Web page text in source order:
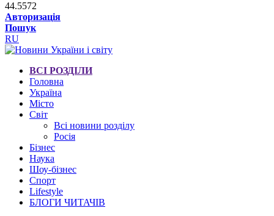
44.5572
Авторизація
Пошук
RU
ВСІ РОЗДІЛИ
Головна
Україна
Місто
Світ
Всі новини розділу
Росія
Бізнес
Наука
Шоу-бізнес
Спорт
Lifestyle
БЛОГИ ЧИТАЧІВ